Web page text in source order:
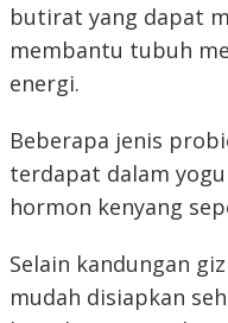
butirat yang dapat
membantu tubuh
energi.
Beberapa jenis
terdapat dalam
hormon kenyang
Selain kandungan
mudah disiapkan